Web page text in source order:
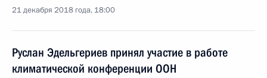
21 декабря 2018 года, 18:00
Руслан Эдельгериев принял участие в работе
климатической конференции ООН